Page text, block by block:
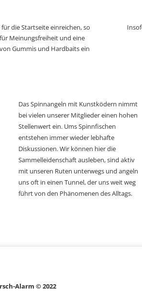
die Startseite einreichen, so
Meinungsfreiheit und eine
Gummis und Hardbaits ein
Das Spinnangeln mit Kunstködern nimmt
bei vielen unserer Mitglieder einen hohen
Stellenwert ein. Ums Spinnfischen
entstehen immer wieder lebhafte
Diskussionen. Wir können hier die
Sammelleidenschaft ausleben, sind aktiv
mit unseren Ruten unterwegs und angeln
uns oft in einen Tunnel, der uns weit weg
führt von den Phänomenen des Alltags.
Alarm © 2022